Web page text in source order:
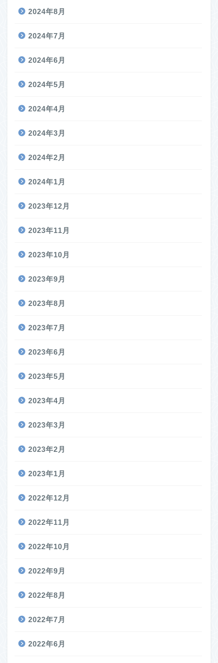
2024年8月
2024年7月
2024年6月
2024年5月
2024年4月
2024年3月
2024年2月
2024年1月
2023年12月
2023年11月
2023年10月
2023年9月
2023年8月
2023年7月
2023年6月
2023年5月
2023年4月
2023年3月
2023年2月
2023年1月
2022年12月
2022年11月
2022年10月
2022年9月
2022年8月
2022年7月
2022年6月